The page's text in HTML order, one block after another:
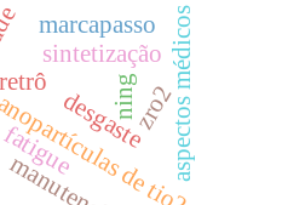
de tio2
ning aspectos médicos
desgaste
retrô
sintetização
marcapasso
zro2
fatigue